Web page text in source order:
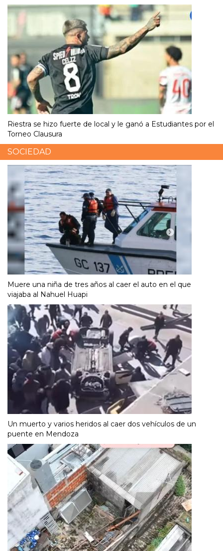
Riestra se hizo fuerte de local y le ganó a Estudiantes por el
Torneo Clausura
SOCIEDAD
Muere una niña de tres años al caer el auto en el que
viajaba al Nahuel Huapi
Un muerto y varios heridos al caer dos vehículos de un
puente en Mendoza